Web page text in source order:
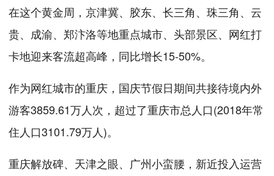
在这个黄金周，京津冀、胶东、长三角、珠三角、云
贵、成渝、郑汴洛等地重点城市、头部景区、网红打
卡地迎来客流超高峰，同比增长15-50%。
作为网红城市的重庆，国庆节假日期间共接待境内外
游客3859.61万人次，超过了重庆市总人口(2018年常
住人口3101.79万人)。
重庆解放碑、天津之眼、广州小蛮腰，新近投入运营